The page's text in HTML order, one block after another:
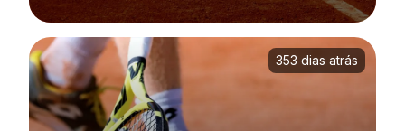
353 dias atrás